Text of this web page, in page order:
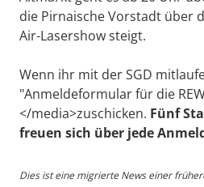
die Pirnaische Vorstadt über
Air-Lasershow steigt.
Wenn ihr mit der SGD
"Anmeldeformular für die
</media>zuschicken. Fünf
freuen sich über jede
Dies ist eine migrierte News einer